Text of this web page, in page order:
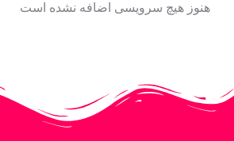
هنوز هیچ سرویسی اضافه نشده است